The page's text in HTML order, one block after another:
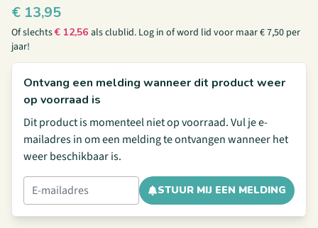
€ 13,95
Of slechts€ 12,56 als clublid. Log in ofword lid voor maar € 7,50 per
jaar!
Ontvang een melding wanneer dit product weer
op voorraad is
Dit product is momenteel niet op voorraad. Vul je e-
mailadres in om een melding te ontvangen wanneer het
weer beschikbaar is.
STUUR MIJ EEN MELDING